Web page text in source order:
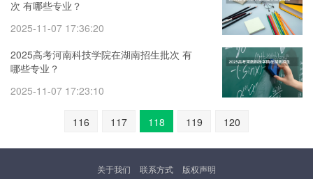
次 有哪些专业？
2025-11-07 17:36:20
2025高考河南科技学院在湖南招生批次 有
哪些专业？
2025-11-07 17:23:10
116 117 118 119 120
关于我们 联系方式 版权声明